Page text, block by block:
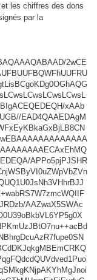
les chiffres des dons
par la